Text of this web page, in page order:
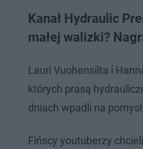
Kanał Hydraulic
małej walizki?
Lauri Vuohensilta i
których prasą
dniach wpadli na
Fińscy youtuberzy